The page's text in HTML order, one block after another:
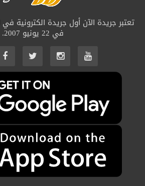
تعتبر جريدة الآن أول جريدة الكترونية
في 22 يونيو 2007.